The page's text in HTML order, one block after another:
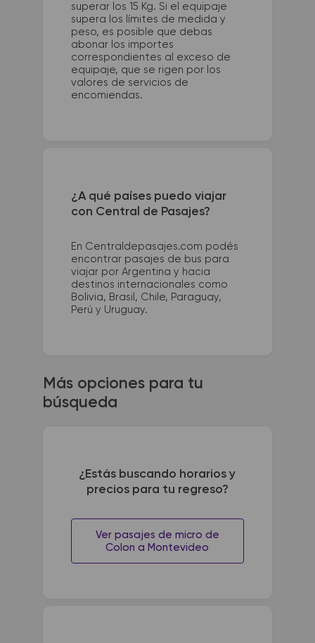
superar los 15 Kg. Si el equipaje
supera los límites de medida y
peso, es posible que debas
abonar los importes
correspondientes al exceso de
equipaje, que se rigen por los
valores de servicios de
encomiendas.
¿A qué países puedo viajar
con Central de Pasajes?
En Centraldepasajes.com podés
encontrar pasajes de bus para
viajar por Argentina y hacia
destinos internacionales como
Bolivia, Brasil, Chile, Paraguay,
Perú y Uruguay.
Más opciones para tu
búsqueda
¿Estás buscando horarios y
precios para tu regreso?
Ver pasajes de micro de
Colon a Montevideo